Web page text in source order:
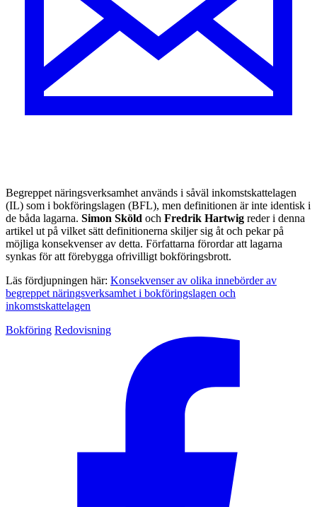
Begreppet näringsverksamhet används i såväl inkomstskattelagen
(IL) som i bokföringslagen (BFL), men definitionen är inte identisk i
de båda lagarna. Simon Sköld och Fredrik Hartwig reder i denna
artikel ut på vilket sätt definitionerna skiljer sig åt och pekar på
möjliga konsekvenser av detta. Författarna förordar att lagarna
synkas för att förebygga ofrivilligt bokföringsbrott.
Läs fördjupningen här: Konsekvenser av olika innebörder av
begreppet näringsverksamhet i bokföringslagen och
inkomstskattelagen
Bokföring Redovisning